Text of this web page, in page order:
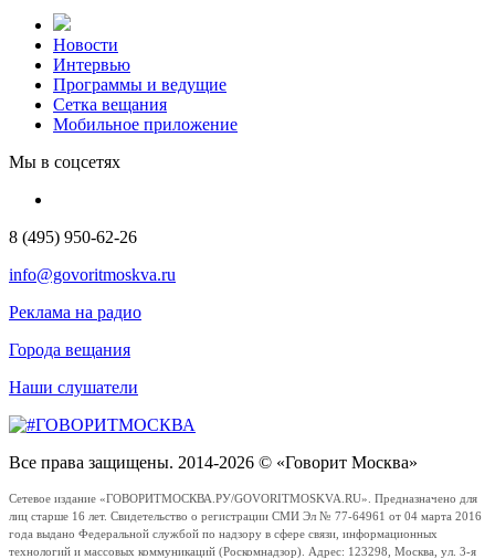
Новости
Интервью
Программы и ведущие
Сетка вещания
Мобильное приложение
Мы в соцсетях
8 (495) 950-62-26
info@govoritmoskva.ru
Реклама на радио
Города вещания
Наши слушатели
Все права защищены. 2014-2026 © «Говорит Москва»
Сетевое издание «ГОВОРИТМОСКВА.РУ/GOVORITMOSKVA.RU». Предназначено для
лиц старше 16 лет. Свидетельство о регистрации СМИ Эл № 77-64961 от 04 марта 2016
года выдано Федеральной службой по надзору в сфере связи, информационных
технологий и массовых коммуникаций (Роскомнадзор). Адрес: 123298, Москва, ул. 3-я